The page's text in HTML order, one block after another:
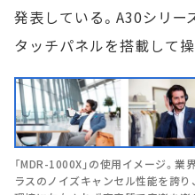
発表している。A30シリー
タッチパネルを搭載して
「MDR-1000X」の使用イメージ。業
ラスのノイズキャンセル性能を誇り